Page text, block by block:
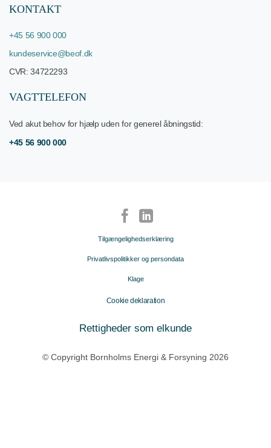
KONTAKT
+45 56 900 000
kundeservice@beof.dk
CVR: 34722293
VAGTTELEFON
Ved akut behov for hjælp uden for generel åbningstid:
+45 56 900 000
Tilgængelighedserklæring
Privatlivspolitikker og persondata
Klage
Cookie deklaration
Rettigheder som elkunde
© Copyright Bornholms Energi & Forsyning 2026